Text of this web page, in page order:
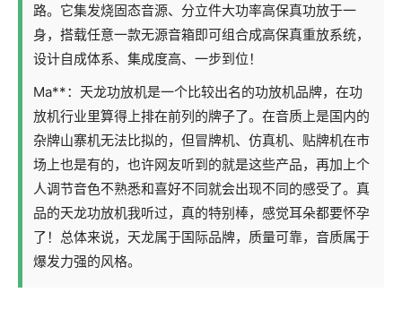
路。它集发烧固态音源、分立件大功率高保真功放于一
身，搭载任意一款无源音箱即可组合成高保真重放系统，
设计自成体系、集成度高、一步到位！
Ma**：天龙功放机是一个比较出名的功放机品牌，在功
放机行业里算得上排在前列的牌子了。在音质上是国内的
杂牌山寨机无法比拟的，但冒牌机、仿真机、贴牌机在市
场上也是有的，也许网友听到的就是这些产品，再加上个
人调节音色不熟悉和喜好不同就会出现不同的感受了。真
品的天龙功放机我听过，真的特别棒，感觉耳朵都要怀孕
了！总体来说，天龙属于国际品牌，质量可靠，音质属于
爆发力强的风格。